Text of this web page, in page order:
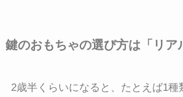
鍵のおもちゃの選び方は「リア
2歳半くらいになると、たとえば1種